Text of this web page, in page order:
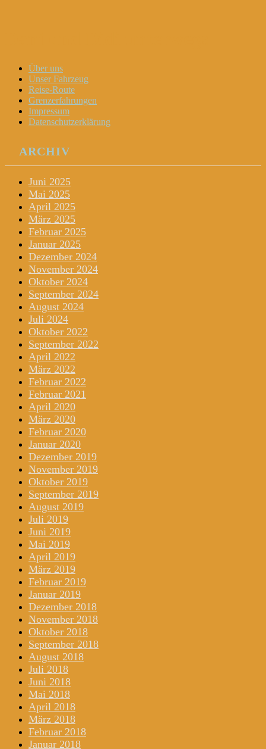
Menu
Widgets
Search
Skip
content
Über uns
Unser Fahrzeug
Reise-Route
Grenzerfahrungen
Impressum
Datenschutzerklärung
ARCHIV
Juni 2025
Mai 2025
April 2025
März 2025
Februar 2025
Januar 2025
Dezember 2024
November 2024
Oktober 2024
September 2024
August 2024
Juli 2024
Oktober 2022
September 2022
April 2022
März 2022
Februar 2022
Februar 2021
April 2020
März 2020
Februar 2020
Januar 2020
Dezember 2019
November 2019
Oktober 2019
September 2019
August 2019
Juli 2019
Juni 2019
Mai 2019
April 2019
März 2019
Februar 2019
Januar 2019
Dezember 2018
November 2018
Oktober 2018
September 2018
August 2018
Juli 2018
Juni 2018
Mai 2018
April 2018
März 2018
Februar 2018
Januar 2018